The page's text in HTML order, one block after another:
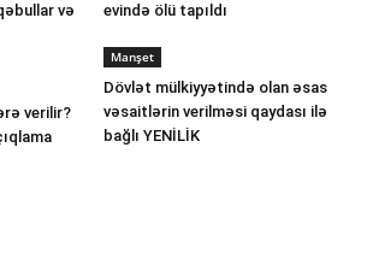
və
evində ölü tapıldı
verilir?
Manşet
Dövlət mülkiyyətində olan əsas
vəsaitlərin verilməsi qaydası ilə
bağlı YENİLİK